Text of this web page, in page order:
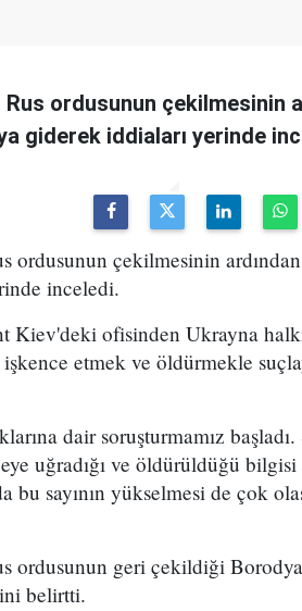
Rus ordusunun çekilmesinin
giderek iddiaları yerinde
ordusunun çekilmesinin
inceledi.
Kiev'deki ofisinden Ukrayna
etmek ve öldürmekle
dair soruşturmamız
uğradığı ve öldürüldüğü
bu sayının yükselmesi de çok
ordusunun geri çekildiği
belirtti.